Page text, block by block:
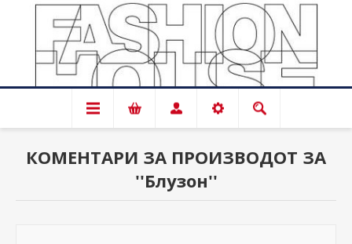
КОМЕНТАРИ ЗА ПРОИЗВОДОТ ЗА
Блузон